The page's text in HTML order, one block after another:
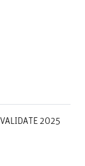
VALIDATE 2025